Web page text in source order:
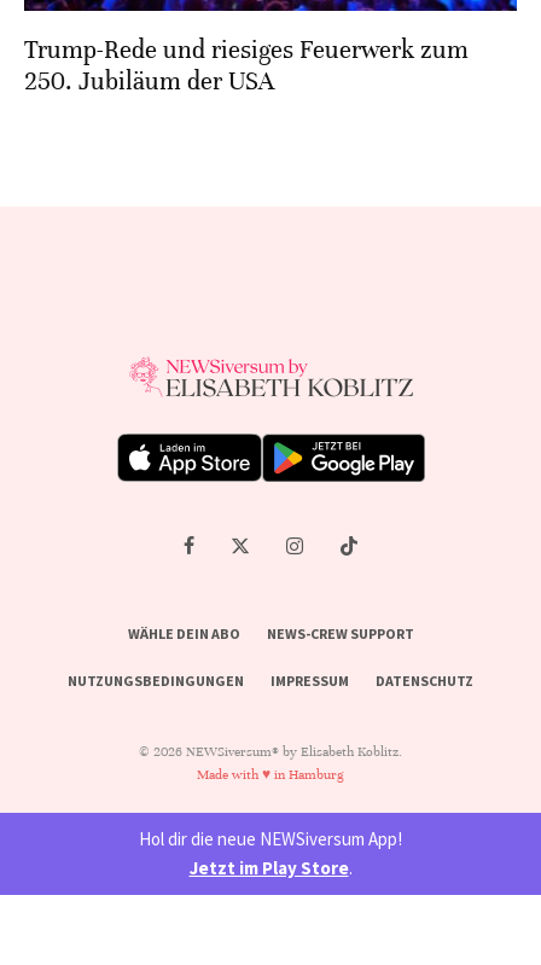
Trump-Rede und riesiges Feuerwerk zum
250. Jubiläum der USA
WÄHLE DEIN ABO NEWS-CREW SUPPORT
NUTZUNGSBEDINGUNGEN IMPRESSUM DATENSCHUTZ
© 2026 NEWSiversum® by Elisabeth Koblitz.
Made with ♥ in Hamburg
Hol dir die neue NEWSiversum App!
Jetzt im Play Store.